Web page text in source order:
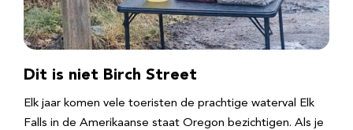
Dit is niet Birch Street
Elk jaar komen vele toeristen de prachtige waterval Elk
Falls in de Amerikaanse staat Oregon bezichtigen. Als je